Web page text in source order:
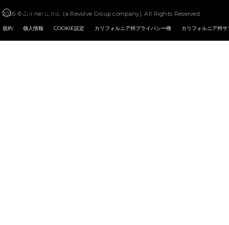
2026 © Eminent, Inc. (a Revolve Group company). All Rights Reserved.
| JA| $USD
規約 個人情報 COOKIE設定 カリフォルニア州プライバシー権 カリフォルニア州